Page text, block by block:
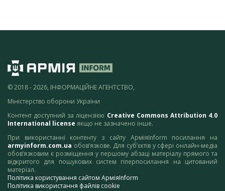
© 2018 - 2026, ІНФОРМАЦІЙНЕ АГЕНТСТВО,
Міністерство оборони України
Контент доступний за ліцензією Creative Commons Attribution 4.0
International license якщо не зазначено інше.
При використанні контенту з сайту АрміяInform посилання на
armyinform.com.ua обов’язкове. Для суб’єктів у сфері онлайн-медіа
обов’язковим є розміщення у першому абзаці матеріалу прямого та
відкритого для пошукових систем гіперпосилання на цитований
матеріал.
Політика користування сайтом АрміяInform
Політика використання файлів cookie